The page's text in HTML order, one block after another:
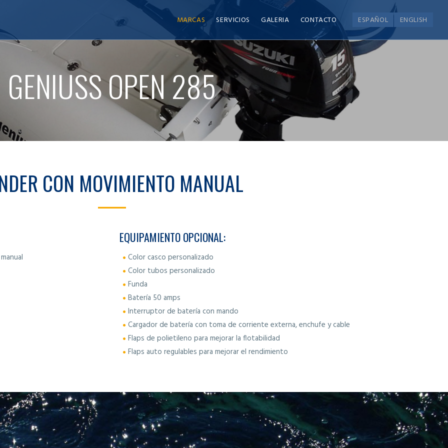
MARCAS SERVICIOS GALERIA CONTACTO ESPAÑOL ENGLISH
GENIUSS OPEN 285
CON MOVIMIENTO MANUAL
EQUIPAMIENTO OPCIONAL:
Color casco personalizado
Color tubos personalizado
Funda
Batería 50 amps
Interruptor de batería con mando
Cargador de batería con toma de corriente externa, enchufe y cable
Flaps de polietileno para mejorar la flotabilidad
Flaps auto regulables para mejorar el rendimiento